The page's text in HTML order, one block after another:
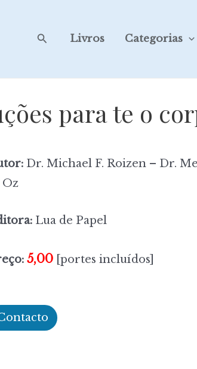
SearchLivros Categorias
para te o
Dr. Michael F. Roizen – Dr.
Oz
Lua de Papel
5,00 [portes incluídos]